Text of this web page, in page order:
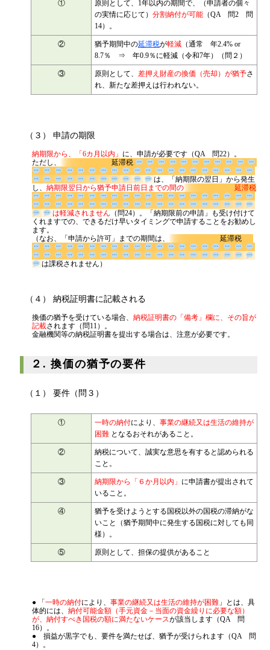
原則として、1年以内の期間で、（申請者の個々
の実情に応じて）
14）。
猶予期間中の延滞税が軽減 （通常 年2.4% or
8.7％ ⇒ 年0.9％に軽減（令和7年）（問２）
原則として、差押え財産の換価（売却）が猶予
れ、新たな差押えは行われない。
納期限から、「6カ月以内」に、申請が必要です（QA 問22）。
ただし、
延滞税
は、「納期限の翌日」か
ら発生し、納期限翌日から猶予申請日前日までの間の
延滞税
は軽減されません（問24）。「納
期限前の申請」も受け付けてくれますでの、できるだけ早いタイミン
グで申請することをお勧めします。
（なお、「申請から許可」までの期間は、
延滞税
換価の猶予を受けている場合、
記載されます（問11）。
２. 換価の猶予の要件
一時の納付 により、事業の継続又は生活の維持が
困難となるおそれがあること。
納税について、誠実な意思を有すると認められる
こと。
納期限から「６か月以内」
いること。
猶予を受けようとする国税以外の国税の滞納がな
いこと（猶予期間中に発生する国税に対しても同
様）。
⑤ 原則として、担保の提供があること
● 「一時の納付により、事業の継続又は生活の維持が困難」とは、具
体的には、納付可能金額（手元資金－当面の資金繰りに必要な額）
が、納付すべき国税の額に満たないケース
16）。
● 損益が黒字でも、要件を満たせば、猶予が受けられます（QA 問